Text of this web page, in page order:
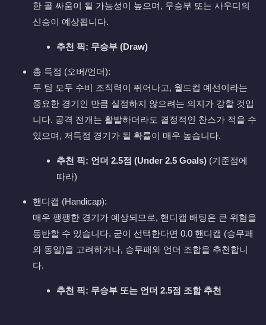
한 골 싸움이 될 가능성이 높으며, 무승부 또는 사우디의
신승이 예상됩니다.
추천 픽: 무승부 (Draw)
총 득점 (오버/언더):
두 팀 모두 수비 조직력이 뛰어나고, 월드컵 예선이라는
중요한 경기인 만큼 실점하지 않으려는 의지가 강할 것입
니다. 공격 전개는 활발하더라도 결정적인 찬스가 적을 수
있으며, 저득점 경기가 될 확률이 매우 높습니다.
추천 픽: 언더 2.5점 (Under 2.5 Goals) (기준점에
따라)
핸디캡 (Handicap):
매우 팽팽한 경기가 예상되므로, 핸디캡 배팅은 큰 위험을
동반할 수 있습니다. 굳이 선택한다면 0.0 핸디캡 (승무패
와 동일)을 고려하거나, 승무패와 언더 조합을 추천합니
다.
추천 픽: 무승부 또는 언더 2.5점 조합 추천